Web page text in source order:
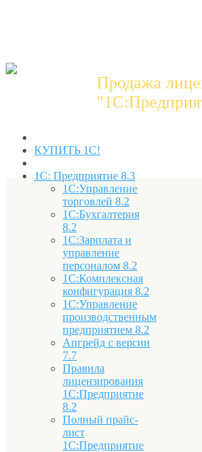
Продажа
КУПИТЬ 1С!
1С: Предприятие 8.3
1С:Управление
торговлей 8.2
1С:Бухгалтерия
8.2
1С:Зарплата и
управление
персоналом 8.2
1С:Комплексная
конфигурация 8.2
1С:Управление
производственным
предприятием 8.2
Апгрейд с версии
7.7
Правила
лицензирования
1С:Предприятие
8.2
Полный прайс-
лист
1С:Предприятие